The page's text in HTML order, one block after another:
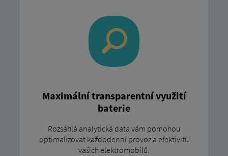
Maximální transparentní využití
baterie
Rozsáhlá analytická data vám pomohou
optimalizovat každodenní provoz a efektivitu
vašich elektromobilů.